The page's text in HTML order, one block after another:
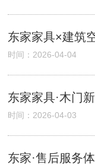
时间：2026-04-04
东家家具·木门
时间：2026-04-03
东家·售后服务